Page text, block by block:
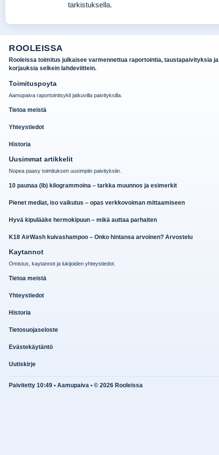
tarkistuksella.
ROOLEISSA
Rooleissa toimitus julkaisee varmennettua raportointia, taustapaivityksia ja
korjauksia selkein lahdeviittein.
Toimituspoyta
Aamupaiva raportointisykli jatkuvilla paivityksilla.
Tietoa meistä
Yhteystiedot
Historia
Uusimmat artikkelit
Nopea paasy toimituksen uusimpiin paivityksiin.
10 paunaa (lb) kilogrammoina – tarkka muunnos ja esimerkit
Pienet mediat, iso vaikutus – opas verkkovoiman mittaamiseen
Hyvä kipulääke hermokipuun – mikä auttaa parhaiten
K18 AirWash kuivashampoo – Onko hintansa arvoinen? Arvostelu
Kaytannot
Omistus, kaytannot ja lukijoiden yhteystiedot.
Tietoa meistä
Yhteystiedot
Historia
Tietosuojaseloste
Evästekäytäntö
Uutiskirje
Paivitetty 10:49 • Aamupaiva • © 2026 Rooleissa